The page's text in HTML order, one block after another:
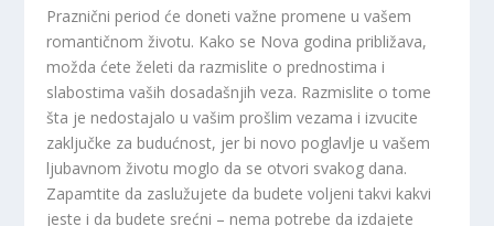
Praznični period će doneti važne promene u vašem
romantičnom životu. Kako se Nova godina približava,
možda ćete želeti da razmislite o prednostima i
slabostima vaših dosadašnjih veza. Razmislite o tome
šta je nedostajalo u vašim prošlim vezama i izvucite
zaključke za budućnost, jer bi novo poglavlje u vašem
ljubavnom životu moglo da se otvori svakog dana.
Zapamtite da zaslužujete da budete voljeni takvi kakvi
jeste i da budete srećni – nema potrebe da izdajete